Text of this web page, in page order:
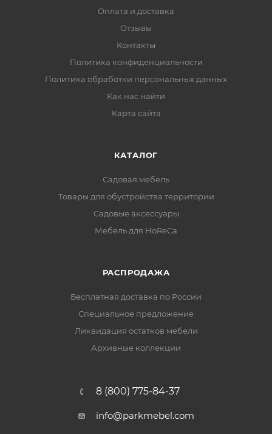
Оплата и доставка
Отзывы
Контакты
Политика конфиденциальности
Политика обработки персональных данных
Как нас найти
Карта сайта
КАТАЛОГ
Садовая мебель
Товары для обустройства территории
Садовые аксессуары
Мебель для HoReCa
РАСПРОДАЖА
Бесплатная доставка по России
Специальное предложение
Ликвидация остатков мебели
Архивные коллекции
8 (800) 775-84-37
info@parkmebel.com